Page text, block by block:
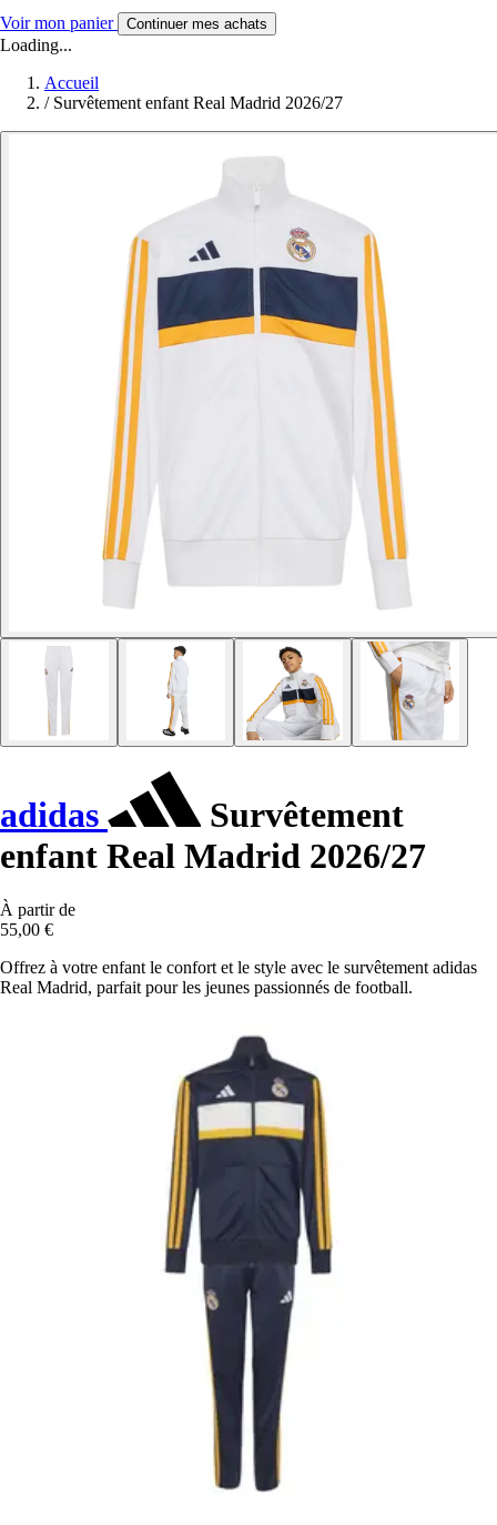
Voir mon panier Continuer mes achats
Loading...
Accueil
/ Survêtement enfant Real Madrid 2026/27
adidas
Survêtement
enfant Real Madrid 2026/27
À partir de
55,00 €
Offrez à votre enfant le confort et le style avec le survêtement adidas
Real Madrid, parfait pour les jeunes passionnés de football.